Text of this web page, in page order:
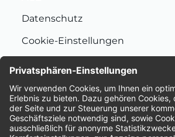
Datenschutz
Cookie-Einstellungen
Bewertungen